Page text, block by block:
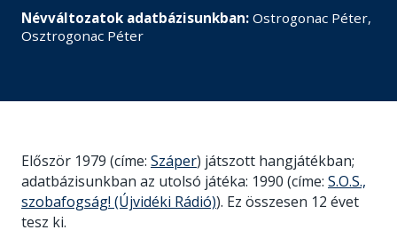
Névváltozatok adatbázisunkban: Ostrogonac Péter,
Osztrogonac Péter
Először 1979 (címe: Száper) játszott hangjátékban;
adatbázisunkban az utolsó játéka: 1990 (címe: S.O.S.,
szobafogság! (Újvidéki Rádió)). Ez összesen 12 évet
tesz ki.